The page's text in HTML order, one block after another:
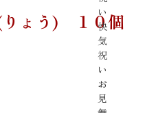
い
快
気
祝
い
お
見
りょう) １０個